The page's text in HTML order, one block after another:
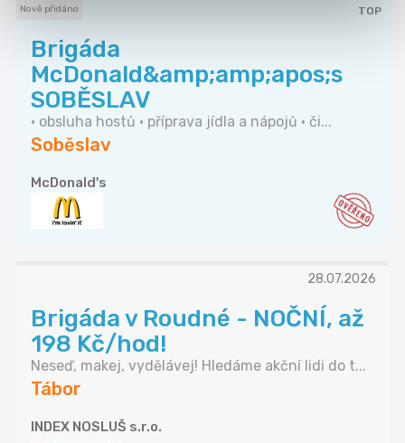
Nově přidáno TOP
Brigáda
McDonald&amp;amp;apos;s
SOBĚSLAV
• obsluha hostů • příprava jídla a nápojů • či...
Soběslav
McDonald's
28.07.2026
Brigáda v Roudné - NOČNÍ, až
198 Kč/hod!
Neseď, makej, vydělávej! Hledáme akční lidi do t...
Tábor
INDEX NOSLUŠ s.r.o.